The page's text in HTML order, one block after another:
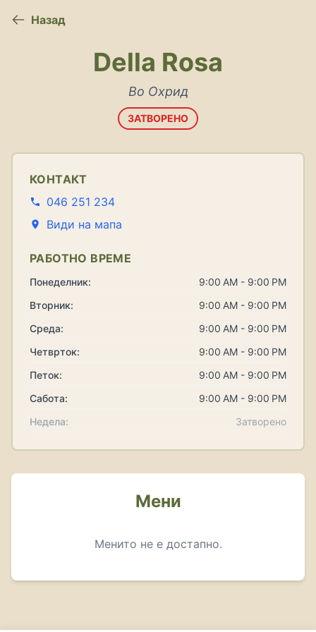
Назад
Della Rosa
Во Охрид
ЗАТВОРЕНО
КОНТАКТ
046 251 234
Види на мапа
РАБОТНО ВРЕМЕ
Понеделник:
9:00 AM - 9:00 PM
Вторник:
9:00 AM - 9:00 PM
Среда:
9:00 AM - 9:00 PM
Четврток:
9:00 AM - 9:00 PM
Петок:
9:00 AM - 9:00 PM
Сабота:
9:00 AM - 9:00 PM
Недела:
Затворено
Мени
Менито не е достапно.